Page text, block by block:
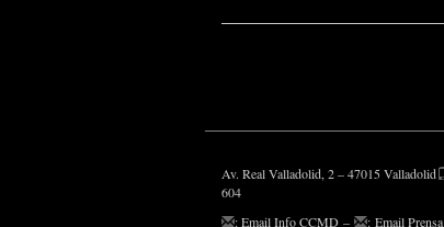
Av. Real Valladolid, 2 – 47015 Valladolid
604
:Email Info CCMD – : Email Prensa